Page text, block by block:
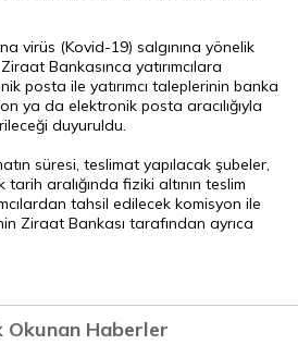
virüs (Kovid-19) salgınına yönelik
Bankasınca yatırımcılara
posta ile yatırımcı taleplerinin banka
ya da elektronik posta aracılığıyla
duyuruldu.
süresi, teslimat yapılacak şubeler,
aralığında fiziki altının teslim
tahsil edilecek komisyon ile
Ziraat Bankası tarafından ayrıca
Okunan Haberler